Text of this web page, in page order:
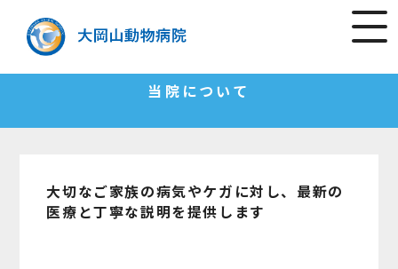
当院について
大切なご家族の病気やケガに対し、最新の
医療と丁寧な説明を提供します